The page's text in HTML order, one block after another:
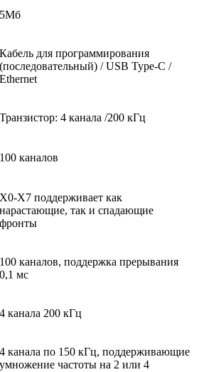
5Мб
Кабель для программирования
(последовательный) / USB Type-С /
Ethernet
Транзистор: 4 канала /200 кГц
100 каналов
X0-X7 поддерживает как
нарастающие, так и спадающие
фронты
100 каналов, поддержка прерывания
0,1 мс
4 канала 200 кГц
4 канала по 150 кГц, поддерживающие
умножение частоты на 2 или 4